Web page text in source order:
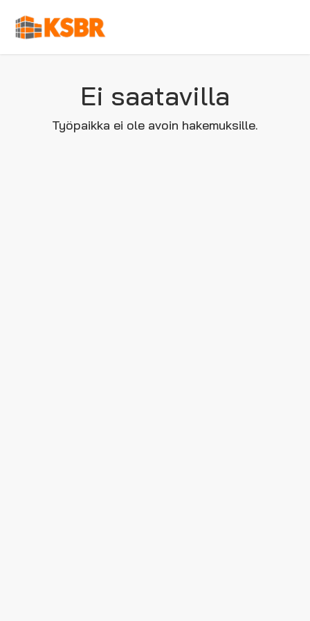
Ei saatavilla
Työpaikka ei ole avoin hakemuksille.